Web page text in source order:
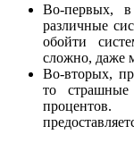
Во-первых, в
различные
обойти
сложно, даже
Во-вторых,
то